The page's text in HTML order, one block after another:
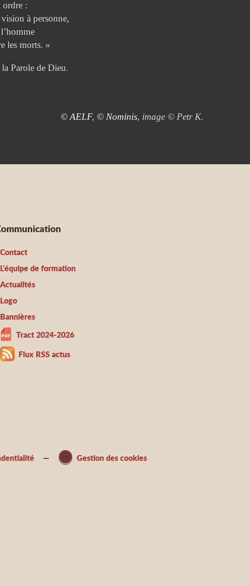
ordre :
à personne,
les morts. »
de Dieu.
© AELF, © Nominis, image © Petr K.
Contact
L'équipe de formation
Actualités
Logo
Bannières
Tract 2024-2026
Flux RSS actus
Gestion des cookies